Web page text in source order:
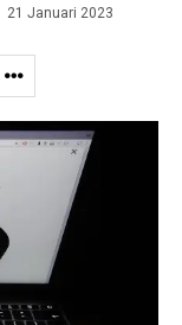
21 Januari 2023